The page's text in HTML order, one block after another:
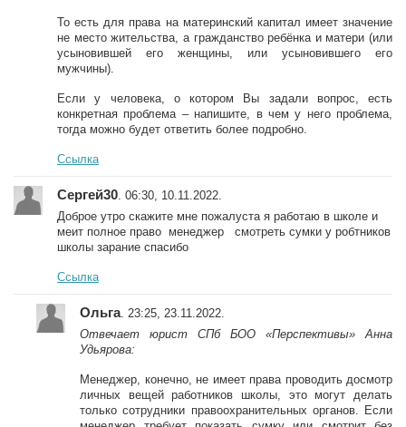
То есть для права на материнский капитал имеет значение
не место жительства, а гражданство ребёнка и матери (или
усыновившей его женщины, или усыновившего его
мужчины).
Если у человека, о котором Вы задали вопрос, есть
конкретная проблема – напишите, в чем у него проблема,
тогда можно будет ответить более подробно.
Ссылка
Сергей30 . 06:30, 10.11.2022.
Доброе утро скажите мне пожалуста я работаю в школе и
меит полное право менеджер смотреть сумки у робтников
школы зарание спасибо
Ссылка
Ольга. 23:25, 23.11.2022.
Отвечает юрист СПб БОО «Перспективы» Анна
Удьярова:
Менеджер, конечно, не имеет права проводить досмотр
личных вещей работников школы, это могут делать
только сотрудники правоохранительных органов. Если